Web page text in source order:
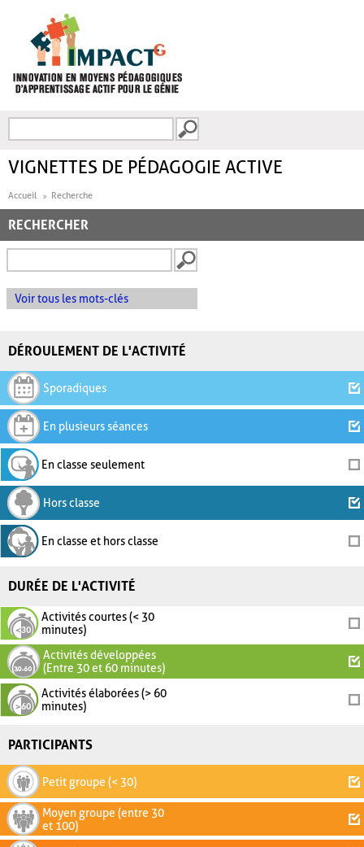
FORMULAIRE DE
VIGNETTES DE PÉDAGOGIE ACTIVE
Accueil Recherche
RECHERCHER
Voir tous les mots-clés
DÉROULEMENT DE L'ACTIVITÉ
Sporadiques
En plusieurs séances
En classe seulement
Hors classe
En classe et hors classe
DURÉE DE L'ACTIVITÉ
Activités courtes (< 30
minutes)
Activités développées
(Entre 30 et 60 minutes)
Activités élaborées (> 60
minutes)
PARTICIPANTS
Petit groupe (< 30)
Moyen groupe (entre 30
et 100)